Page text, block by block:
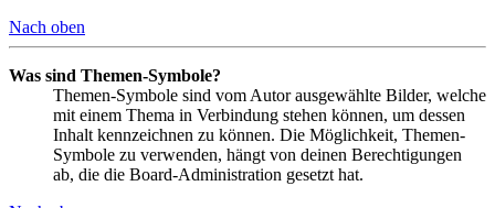
Nach oben
Was sind Themen-Symbole?
Themen-Symbole sind vom Autor ausgewählte Bilder, welche
mit einem Thema in Verbindung stehen können, um dessen
Inhalt kennzeichnen zu können. Die Möglichkeit, Themen-
Symbole zu verwenden, hängt von deinen Berechtigungen
ab, die die Board-Administration gesetzt hat.